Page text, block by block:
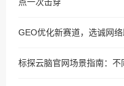
GEO优化新赛道，选诚网
标探云脑官网场景指南：